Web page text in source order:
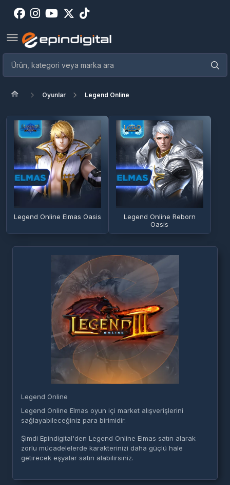
Oyunlar Legend Online
Legend Online Elmas Oasis
Legend Online Reborn
Oasis
Legend Online
Legend Online Elmas oyun içi market alışverişlerini
sağlayabileceğiniz para birimidir.
Şimdi Epindigital'den Legend Online Elmas satın alarak
zorlu mücadelelerde karakterinizi daha güçlü hale
getirecek eşyalar satın alabilirsiniz.